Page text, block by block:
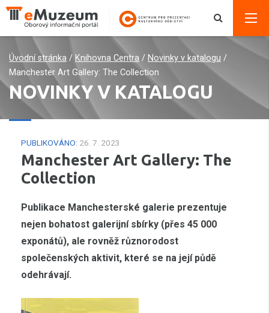
Úvodní stránka / Knihovna Centra / Novinky v katalogu /
Manchester Art Gallery: The Collection
NOVINKY V KATALOGU
PUBLIKOVÁNO: 26. 7. 2023
Manchester Art Gallery: The
Collection
Publikace Manchesterské galerie prezentuje
nejen bohatost galerijní sbírky (přes 45 000
exponátů), ale rovněž různorodost
společenských aktivit, které se na její půdě
odehrávají.